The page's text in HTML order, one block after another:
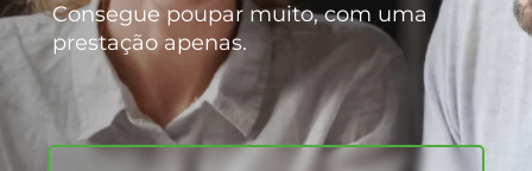
Consegue poupar muito, com uma
prestação apenas.